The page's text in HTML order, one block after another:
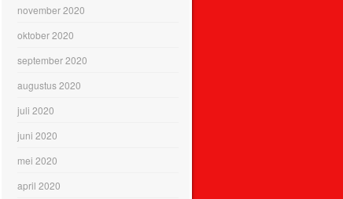
november 2020
oktober 2020
september 2020
augustus 2020
juli 2020
juni 2020
mei 2020
april 2020